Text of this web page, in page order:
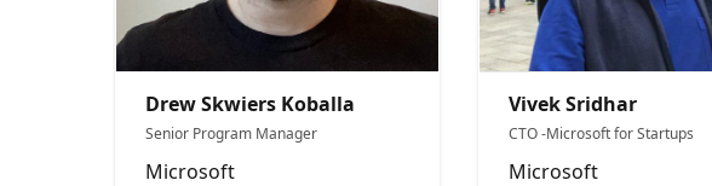
Drew Skwiers Koballa
Senior Program Manager
Microsoft
Vivek Sridhar
CTO -Microsoft for Startups
Microsoft